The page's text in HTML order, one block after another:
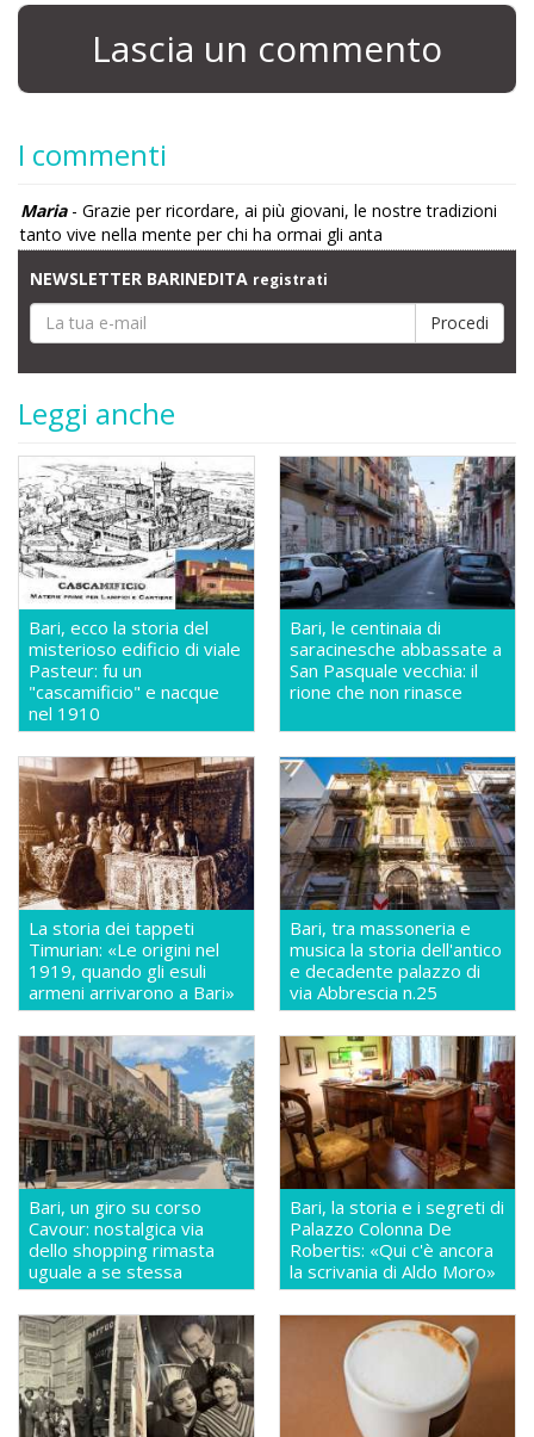
Lascia un commento
I commenti
Maria- Grazie per ricordare, ai più giovani, le nostre tradizioni
tanto vive nella mente per chi ha ormai gli anta
NEWSLETTER BARINEDITA registrati
Leggi anche
Bari, ecco la storia del
misterioso edificio di viale
Pasteur: fu un
"cascamificio" e nacque
nel 1910
Bari, le centinaia di
saracinesche abbassate a
San Pasquale vecchia: il
rione che non rinasce
La storia dei tappeti
Timurian: «Le origini nel
1919, quando gli esuli
armeni arrivarono a Bari»
Bari, tra massoneria e
musica la storia dell'antico
e decadente palazzo di
via Abbrescia n.25
Bari, un giro su corso
Cavour: nostalgica via
dello shopping rimasta
uguale a se stessa
Bari, la storia e i segreti di
Palazzo Colonna De
Robertis: «Qui c'è ancora
la scrivania di Aldo Moro»